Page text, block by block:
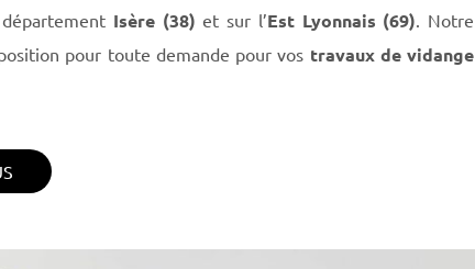
Isère (38) et sur l’Est Lyonnais (69). Notre
pour toute demande pour vos travaux de vidange